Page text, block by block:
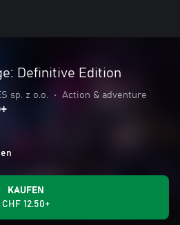
Definitive Edition
sp. z o.o. • Action & adventure
KAUFEN
CHF 12.50+